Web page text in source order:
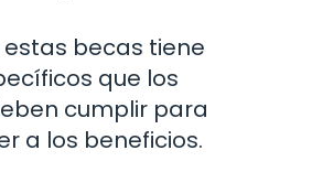
becas tiene
que los
cumplir para
a los beneficios.